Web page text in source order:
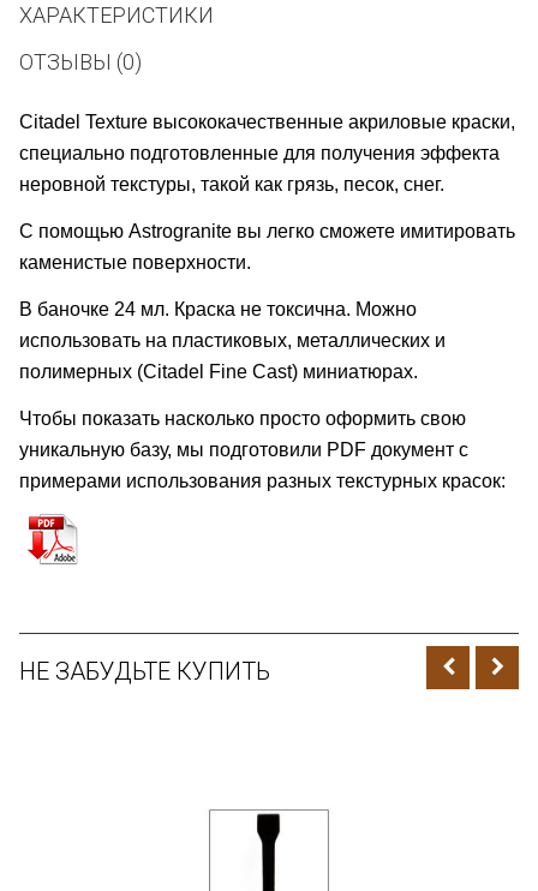
ХАРАКТЕРИСТИКИ
ОТЗЫВЫ (0)
Citadel Texture высококачественные акриловые краски,
специально подготовленные для получения эффекта
неровной текстуры, такой как грязь, песок, снег.
С помощью Astrogranite вы легко сможете имитировать
каменистые поверхности.
В баночке 24 мл. Краска не токсична. Можно
использовать на пластиковых, металлических и
полимерных (Citadel Fine Cast) миниатюрах.
Чтобы показать насколько просто оформить свою
уникальную базу, мы подготовили PDF документ с
примерами использования разных текстурных красок:
НЕ ЗАБУДЬТЕ КУПИТЬ